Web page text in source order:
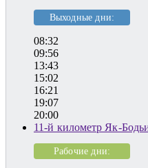
Выходные дни:
08:32
09:56
13:43
15:02
16:21
19:07
20:00
11-й километр Як-
Рабочие дни: